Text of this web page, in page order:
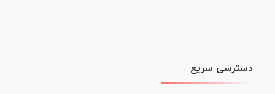
دسترسی سریع